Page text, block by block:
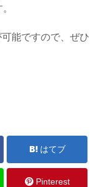
能ですので、ぜひ
はてブ
Pinterest